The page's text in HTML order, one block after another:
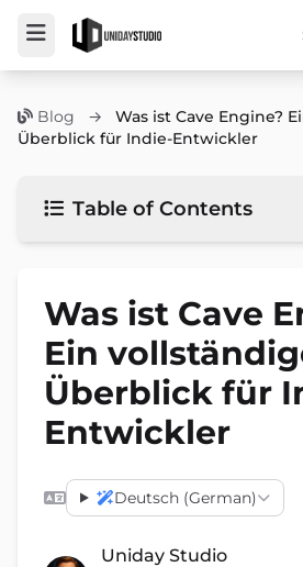
Blog →
Was ist Cave Engine?
Überblick für Indie-Entwickler
Table of Contents
Was ist Cave
Ein
Überblick für
Entwickler
Deutsch (German)
Uniday Studio